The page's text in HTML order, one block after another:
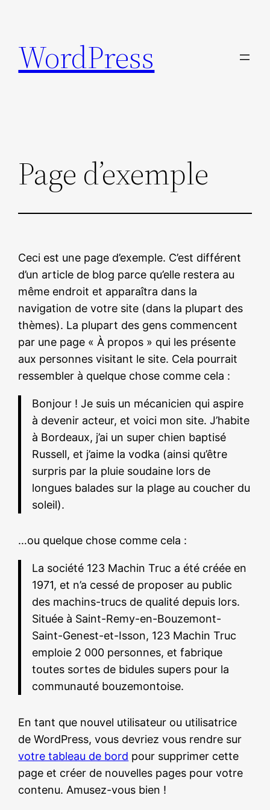
content
WordPress
Page d’exemple
Ceci est une page d’exemple. C’est différent
d’un article de blog parce qu’elle restera au
même endroit et apparaîtra dans la
navigation de votre site (dans la plupart des
thèmes). La plupart des gens commencent
par une page « À propos » qui les présente
aux personnes visitant le site. Cela pourrait
ressembler à quelque chose comme cela :
Bonjour ! Je suis un mécanicien qui aspire
à devenir acteur, et voici mon site. J’habite
à Bordeaux, j’ai un super chien baptisé
Russell, et j’aime la vodka (ainsi qu’être
surpris par la pluie soudaine lors de
longues balades sur la plage au coucher du
soleil).
…ou quelque chose comme cela :
La société 123 Machin Truc a été créée en
1971, et n’a cessé de proposer au public
des machins-trucs de qualité depuis lors.
Située à Saint-Remy-en-Bouzemont-
Saint-Genest-et-Isson, 123 Machin Truc
emploie 2 000 personnes, et fabrique
toutes sortes de bidules supers pour la
communauté bouzemontoise.
En tant que nouvel utilisateur ou utilisatrice
de WordPress, vous devriez vous rendre sur
votre tableau de bord pour supprimer cette
page et créer de nouvelles pages pour votre
contenu. Amusez-vous bien !